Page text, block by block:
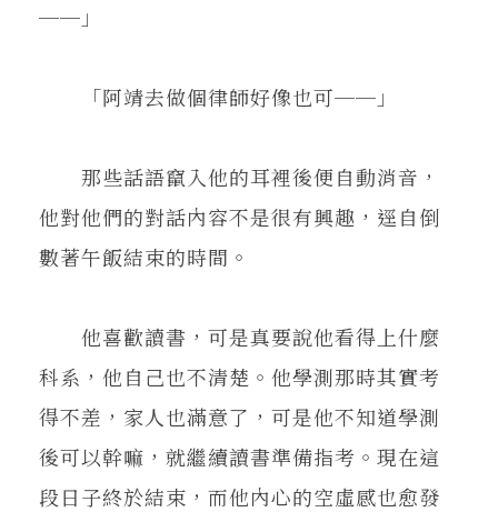
──」
「阿靖去做個律師好像也可──」
那些話語竄入他的耳裡後便自動消音，
他對他們的對話內容不是很有興趣，逕自倒
數著午飯結束的時間。
他喜歡讀書，可是真要說他看得上什麼
科系，他自己也不清楚。他學測那時其實考
得不差，家人也滿意了，可是他不知道學測
後可以幹嘛，就繼續讀書準備指考。現在這
段日子終於結束，而他內心的空虛感也愈發